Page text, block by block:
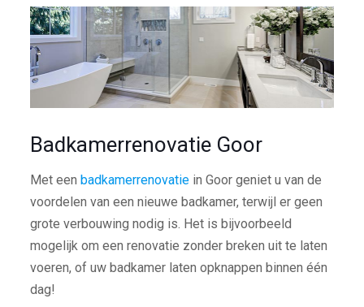
Badkamerrenovatie Goor
Met een badkamerrenovatiein Goor geniet u van de
voordelen van een nieuwe badkamer, terwijl er geen
grote verbouwing nodig is. Het is bijvoorbeeld
mogelijk om een renovatie zonder breken uit te laten
voeren, of uw badkamer laten opknappen binnen één
dag!